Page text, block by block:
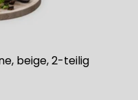
beige, 2-teilig